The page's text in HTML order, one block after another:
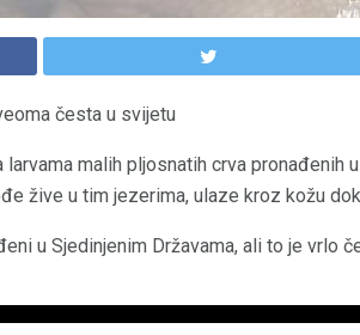
česta u svijetu
malih pljosnatih crva pronađenih
žive u tim jezerima, ulaze kroz kožu
u Sjedinjenim Državama, ali to je vrlo